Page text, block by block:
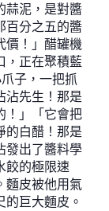
蒜泥，是對醬
百分之五的醬
價！」醋罐機
，正在聚積藍
子，一把抓
沾先生！那是
！」「它會把
的白醋！那是
發出了醬料學
餃的極限速
麵皮被他用氣
巨大麵皮。